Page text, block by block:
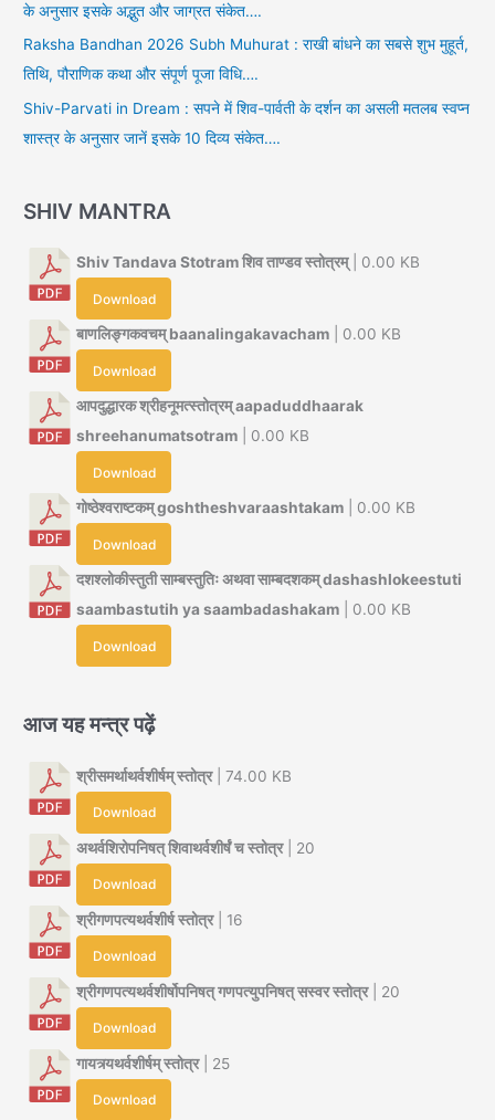
के अनुसार इसके अद्भुत और जाग्रत संकेत….
Raksha Bandhan 2026 Subh Muhurat : राखी बांधने का सबसे शुभ मुहूर्त,
तिथि, पौराणिक कथा और संपूर्ण पूजा विधि….
Shiv-Parvati in Dream : सपने में शिव-पार्वती के दर्शन का असली मतलब स्वप्न
शास्त्र के अनुसार जानें इसके 10 दिव्य संकेत….
SHIV MANTRA
Shiv Tandava Stotram शिव ताण्डव स्तोत्रम्| 0.00 KB
Download
बाणलिङ्गकवचम् baanalingakavacham | 0.00 KB
Download
आपदुद्धारक श्रीहनूमत्स्तोत्रम् aapaduddhaarak
shreehanumatsotram | 0.00 KB
Download
गोष्ठेश्वराष्टकम् goshtheshvaraashtakam | 0.00 KB
Download
दशश्लोकीस्तुती साम्बस्तुतिः अथवा साम्बदशकम् dashashlokeestuti
saambastutih ya saambadashakam | 0.00 KB
Download
आज यह मन्त्र पढ़ें
श्रीसमर्थाथर्वशीर्षम् स्तोत्र| 74.00 KB
Download
अथर्वशिरोपनिषत् शिवाथर्वशीर्षं च स्तोत्र| 20
Download
श्रीगणपत्यथर्वशीर्ष स्तोत्र| 16
Download
श्रीगणपत्यथर्वशीर्षोपनिषत् गणपत्युपनिषत् सस्वर स्तोत्र| 20
Download
गायत्र्यथर्वशीर्षम् स्तोत्र| 25
Download